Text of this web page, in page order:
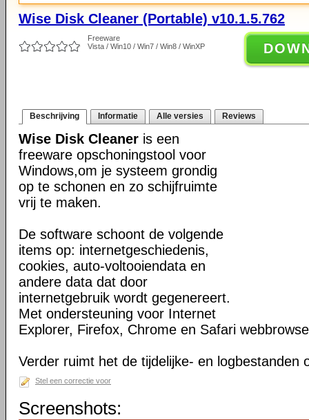
Wise Disk Cleaner (Portable) v10.1.5.762
Freeware
Vista / Win10 / Win7 / Win8 / WinXP
Beschrijving Informatie Alle versies Reviews
Wise Disk Cleaner is een
freeware opschoningstool voor
Windows,om je systeem grondig
op te schonen en zo schijfruimte
vrij te maken.
De software schoont de volgende
items op: internetgeschiedenis,
cookies, auto-voltooiendata en
andere data dat door
internetgebruik wordt gegenereert.
Met ondersteuning voor Internet
Explorer, Firefox, Chrome en Safari
Verder ruimt het de tijdelijke- en logbestanden
Stel een correctie voor
Screenshots: